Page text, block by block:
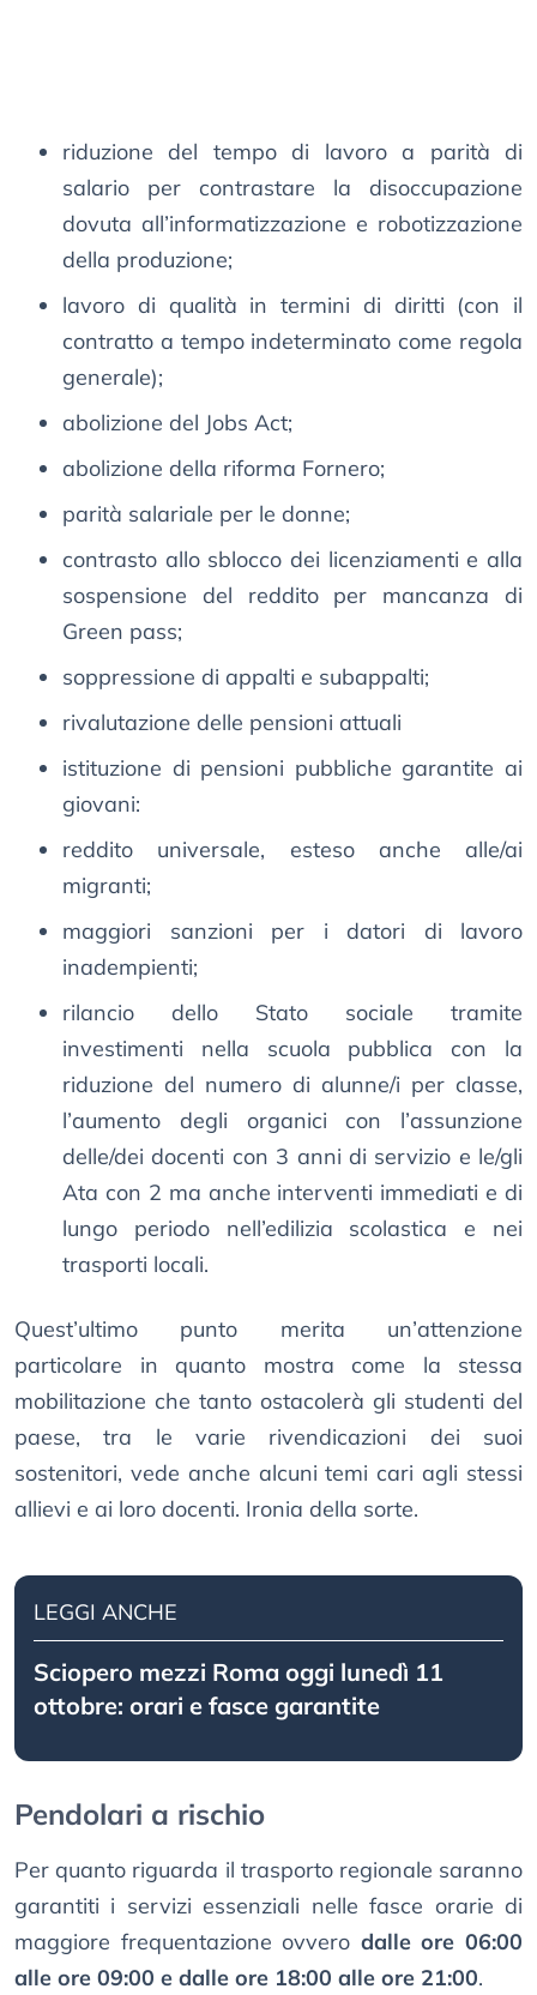
riduzione del tempo di lavoro a parità di
salario per contrastare la disoccupazione
dovuta all’informatizzazione e robotizzazione
della produzione;
lavoro di qualità in termini di diritti (con il
contratto a tempo indeterminato come regola
generale);
abolizione del Jobs Act;
abolizione della riforma Fornero;
parità salariale per le donne;
contrasto allo sblocco dei licenziamenti e alla
sospensione del reddito per mancanza di
Green pass;
soppressione di appalti e subappalti;
rivalutazione delle pensioni attuali
istituzione di pensioni pubbliche garantite ai
giovani:
reddito universale, esteso anche alle/ai
migranti;
maggiori sanzioni per i datori di lavoro
inadempienti;
rilancio dello Stato sociale tramite
investimenti nella scuola pubblica con la
riduzione del numero di alunne/i per classe,
l’aumento degli organici con l’assunzione
delle/dei docenti con 3 anni di servizio e le/gli
Ata con 2 ma anche interventi immediati e di
lungo periodo nell’edilizia scolastica e nei
trasporti locali.
Quest’ultimo punto merita un’attenzione
particolare in quanto mostra come la stessa
mobilitazione che tanto ostacolerà gli studenti del
paese, tra le varie rivendicazioni dei suoi
sostenitori, vede anche alcuni temi cari agli stessi
allievi e ai loro docenti. Ironia della sorte.
LEGGI ANCHE
Sciopero mezzi Roma oggi lunedì 11
ottobre: orari e fasce garantite
Pendolari a rischio
Per quanto riguarda il trasporto regionale saranno
garantiti i servizi essenziali nelle fasce orarie di
maggiore frequentazione ovvero dalle ore 06:00
alle ore 09:00 e dalle ore 18:00 alle ore 21:00.